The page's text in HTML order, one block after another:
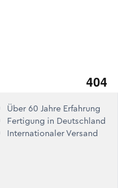
Über 60 Jahre Erfahrung
Fertigung in Deutschland
Internationaler Versand